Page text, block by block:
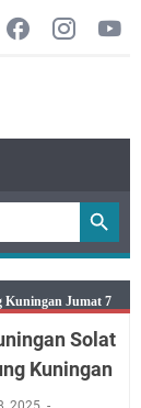
Keliling Ada di
Tetap Berjalan
Solat
Kuningan